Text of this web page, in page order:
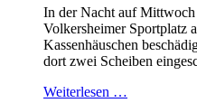
In der Nacht auf Mittwoch
Volkersheimer Sportplatz
Kassenhäuschen
dort zwei Scheiben
Weiterlesen …